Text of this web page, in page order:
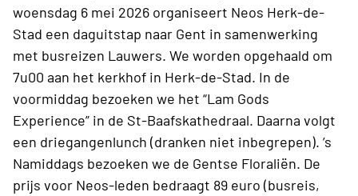
woensdag 6 mei 2026 organiseert Neos Herk-de-
Stad een daguitstap naar Gent in samenwerking
met busreizen Lauwers. We worden opgehaald om
7u00 aan het kerkhof in Herk-de-Stad. In de
voormiddag bezoeken we het “Lam Gods
Experience” in de St-Baafskathedraal. Daarna volgt
een driegangenlunch (dranken niet inbegrepen). ’s
Namiddags bezoeken we de Gentse Floraliën. De
prijs voor Neos-leden bedraagt 89 euro (busreis,